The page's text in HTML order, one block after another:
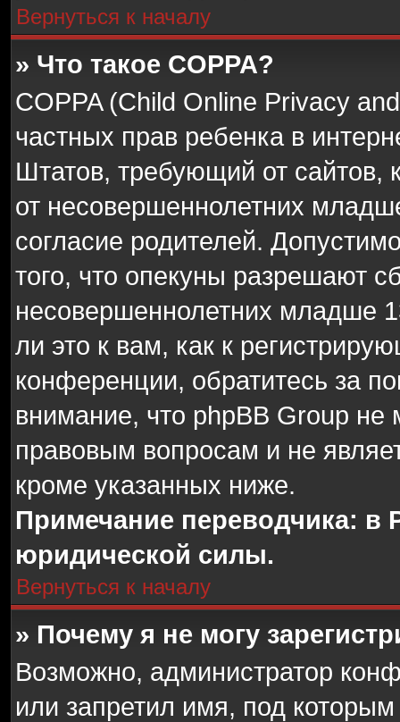
Вернуться к началу
» Что такое COPPA?
COPPA (Child Online Privacy
частных прав ребенка в
Штатов, требующий от сайтов,
от несовершеннолетних
согласие родителей.
того, что опекуны разрешают
несовершеннолетних младше
ли это к вам, как к
конференции, обратитесь за
внимание, что phpBB Group
правовым вопросам и не
кроме указанных ниже.
Примечание переводчика: в
юридической силы.
Вернуться к началу
» Почему я не могу
Возможно, администратор
или запретил имя, под